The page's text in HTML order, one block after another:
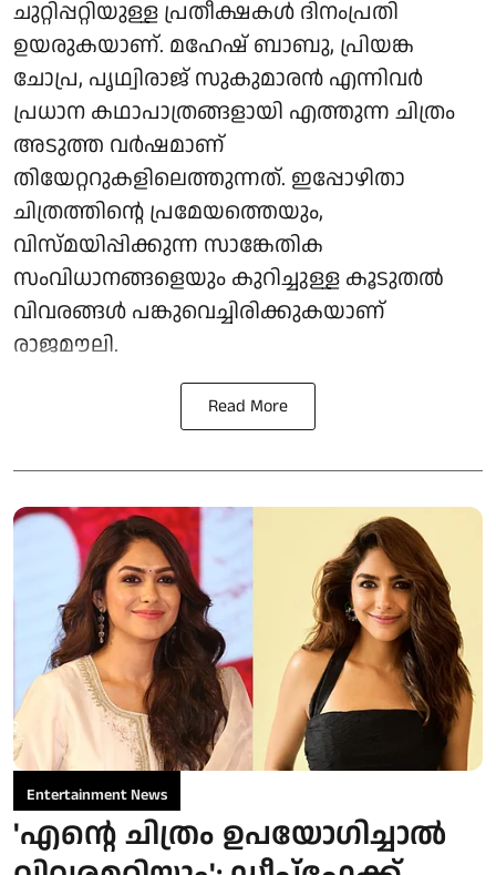
ചുറ്റിപ്പറ്റിയുള്ള പ്രതീക്ഷകൾ ദിനംപ്രതി
ഉയരുകയാണ്. മഹേഷ് ബാബു, പ്രിയങ്ക
ചോപ്ര, പൃഥ്വിരാജ് സുകുമാരൻ എന്നിവർ
പ്രധാന കഥാപാത്രങ്ങളായി എത്തുന്ന ചിത്രം
അടുത്ത വർഷമാണ്
തിയേറ്ററുകളിലെത്തുന്നത്. ഇപ്പോഴിതാ
ചിത്രത്തിന്റെ പ്രമേയത്തെയും,
വിസ്മയിപ്പിക്കുന്ന സാങ്കേതിക
സംവിധാനങ്ങളെയും കുറിച്ചുള്ള കൂടുതൽ
വിവരങ്ങൾ പങ്കുവെച്ചിരിക്കുകയാണ്
രാജമൗലി.
Read More
Entertainment News
'എന്റെ ചിത്രം ഉപയോഗിച്ചാൽ